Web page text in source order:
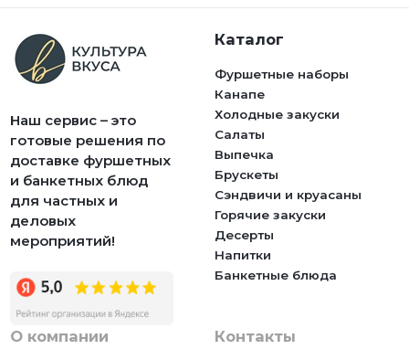
Наш сервис – это
готовые решения по
доставке фуршетных
и банкетных блюд
для частных и
деловых
мероприятий!
Каталог
Фуршетные наборы
Канапе
Холодные закуски
Салаты
Выпечка
Брускеты
Сэндвичи и круасаны
Горячие закуски
Десерты
Напитки
Банкетные блюда
О компании
Контакты